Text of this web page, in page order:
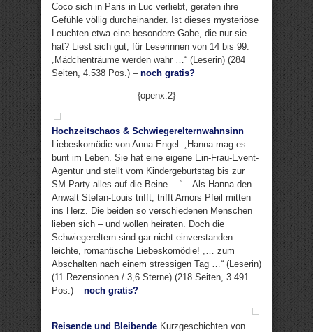
Coco sich in Paris in Luc verliebt, geraten ihre
Gefühle völlig durcheinander. Ist dieses mysteriöse
Leuchten etwa eine besondere Gabe, die nur sie
hat? Liest sich gut, für Leserinnen von 14 bis 99.
„Mädchenträume werden wahr …“ (Leserin) (284
Seiten, 4.538 Pos.) – noch gratis?
{openx:2}
Hochzeitschaos & Schwiegerelternwahnsinn
Liebeskomödie von Anna Engel: „Hanna mag es
bunt im Leben. Sie hat eine eigene Ein-Frau-Event-
Agentur und stellt vom Kindergeburtstag bis zur
SM-Party alles auf die Beine …“ – Als Hanna den
Anwalt Stefan-Louis trifft, trifft Amors Pfeil mitten
ins Herz. Die beiden so verschiedenen Menschen
lieben sich – und wollen heiraten. Doch die
Schwiegereltern sind gar nicht einverstanden …
leichte, romantische Liebeskomödie! „… zum
Abschalten nach einem stressigen Tag …“ (Leserin)
(11 Rezensionen / 3,6 Sterne) (218 Seiten, 3.491
Pos.) – noch gratis?
Reisende und Bleibende Kurzgeschichten von